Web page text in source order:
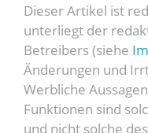
Dieser Artikel ist
unterliegt der
Betreibers (siehe
Änderungen und
Werbliche
Funktionen sind
und nicht solche